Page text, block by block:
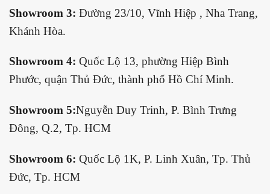
Showroom 3: Đường 23/10, Vĩnh Hiệp , Nha Trang,
Khánh Hòa.
Showroom 4: Quốc Lộ 13, phường Hiệp Bình
Phước, quận Thủ Đức, thành phố Hồ Chí Minh.
Showroom 5:Nguyễn Duy Trinh, P. Bình Trưng
Đông, Q.2, Tp. HCM
Showroom 6: Quốc Lộ 1K, P. Linh Xuân, Tp. Thủ
Đức, Tp. HCM